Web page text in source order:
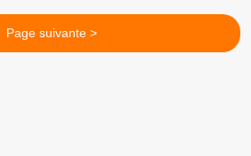
Page suivante >